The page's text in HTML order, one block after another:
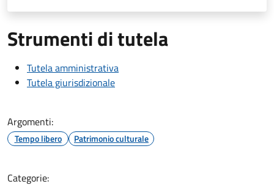
Strumenti di tutela
Tutela amministrativa
Tutela giurisdizionale
Argomenti:
Tempo libero Patrimonio culturale
Categorie: